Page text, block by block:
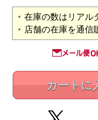
在庫の数はリアル
店舗の在庫を通信
カートに